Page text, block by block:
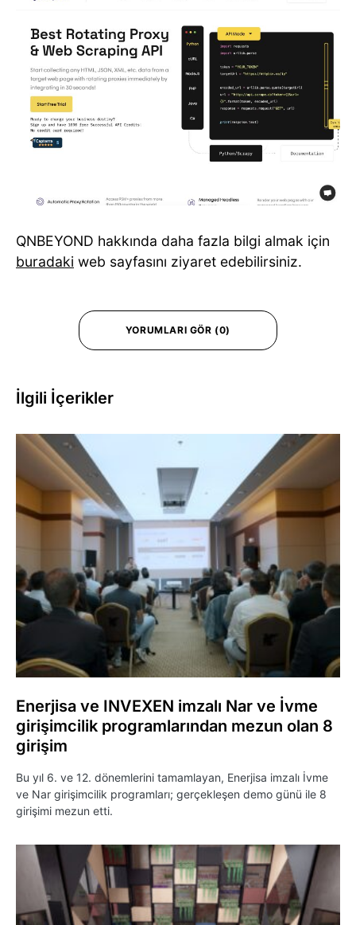
QNBEYOND hakkında daha fazla bilgi almak için
buradaki web sayfasını ziyaret edebilirsiniz.
YORUMLARI GÖR (0)
İlgili İçerikler
Enerjisa ve INVEXEN imzalı Nar ve İvme
girişimcilik programlarından mezun olan 8
girişim
Bu yıl 6. ve 12. dönemlerini tamamlayan, Enerjisa imzalı İvme
ve Nar girişimcilik programları; gerçekleşen demo günü ile 8
girişimi mezun etti.